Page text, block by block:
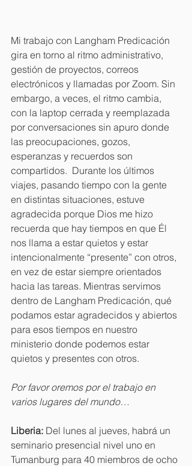
Mi trabajo con Langham Predicación
gira en torno al ritmo administrativo,
gestión de proyectos, correos
electrónicos y llamadas por Zoom. Sin
embargo, a veces, el ritmo cambia,
con la laptop cerrada y reemplazada
por conversaciones sin apuro donde
las preocupaciones, gozos,
esperanzas y recuerdos son
compartidos.  Durante los últimos
viajes, pasando tiempo con la gente
en distintas situaciones, estuve
agradecida porque Dios me hizo
recuerda que hay tiempos en que Él
nos llama a estar quietos y estar
intencionalmente “presente” con otros,
en vez de estar siempre orientados
hacia las tareas. Mientras servimos
dentro de Langham Predicación, qué
podamos estar agradecidos y abiertos
para esos tiempos en nuestro
ministerio donde podemos estar
quietos y presentes con otros.
Por favor oremos por el trabajo en
varios lugares del mundo…
Liberia: Del lunes al jueves, habrá un
seminario presencial nivel uno en
Tumanburg para 40 miembros de ocho